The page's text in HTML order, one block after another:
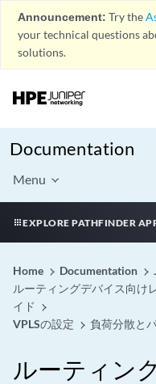
Announcement: Try the
your technical questions
solutions.
Documentation
Menu
EXPLORE PATHFINDER
Home Documentation
ルーティングデバイス向け
イド
VPLSの設定
負荷分散と
ルーティン